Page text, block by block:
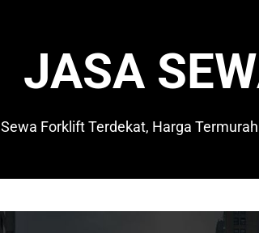
JASA
Sewa Forklift Terdekat, Harga